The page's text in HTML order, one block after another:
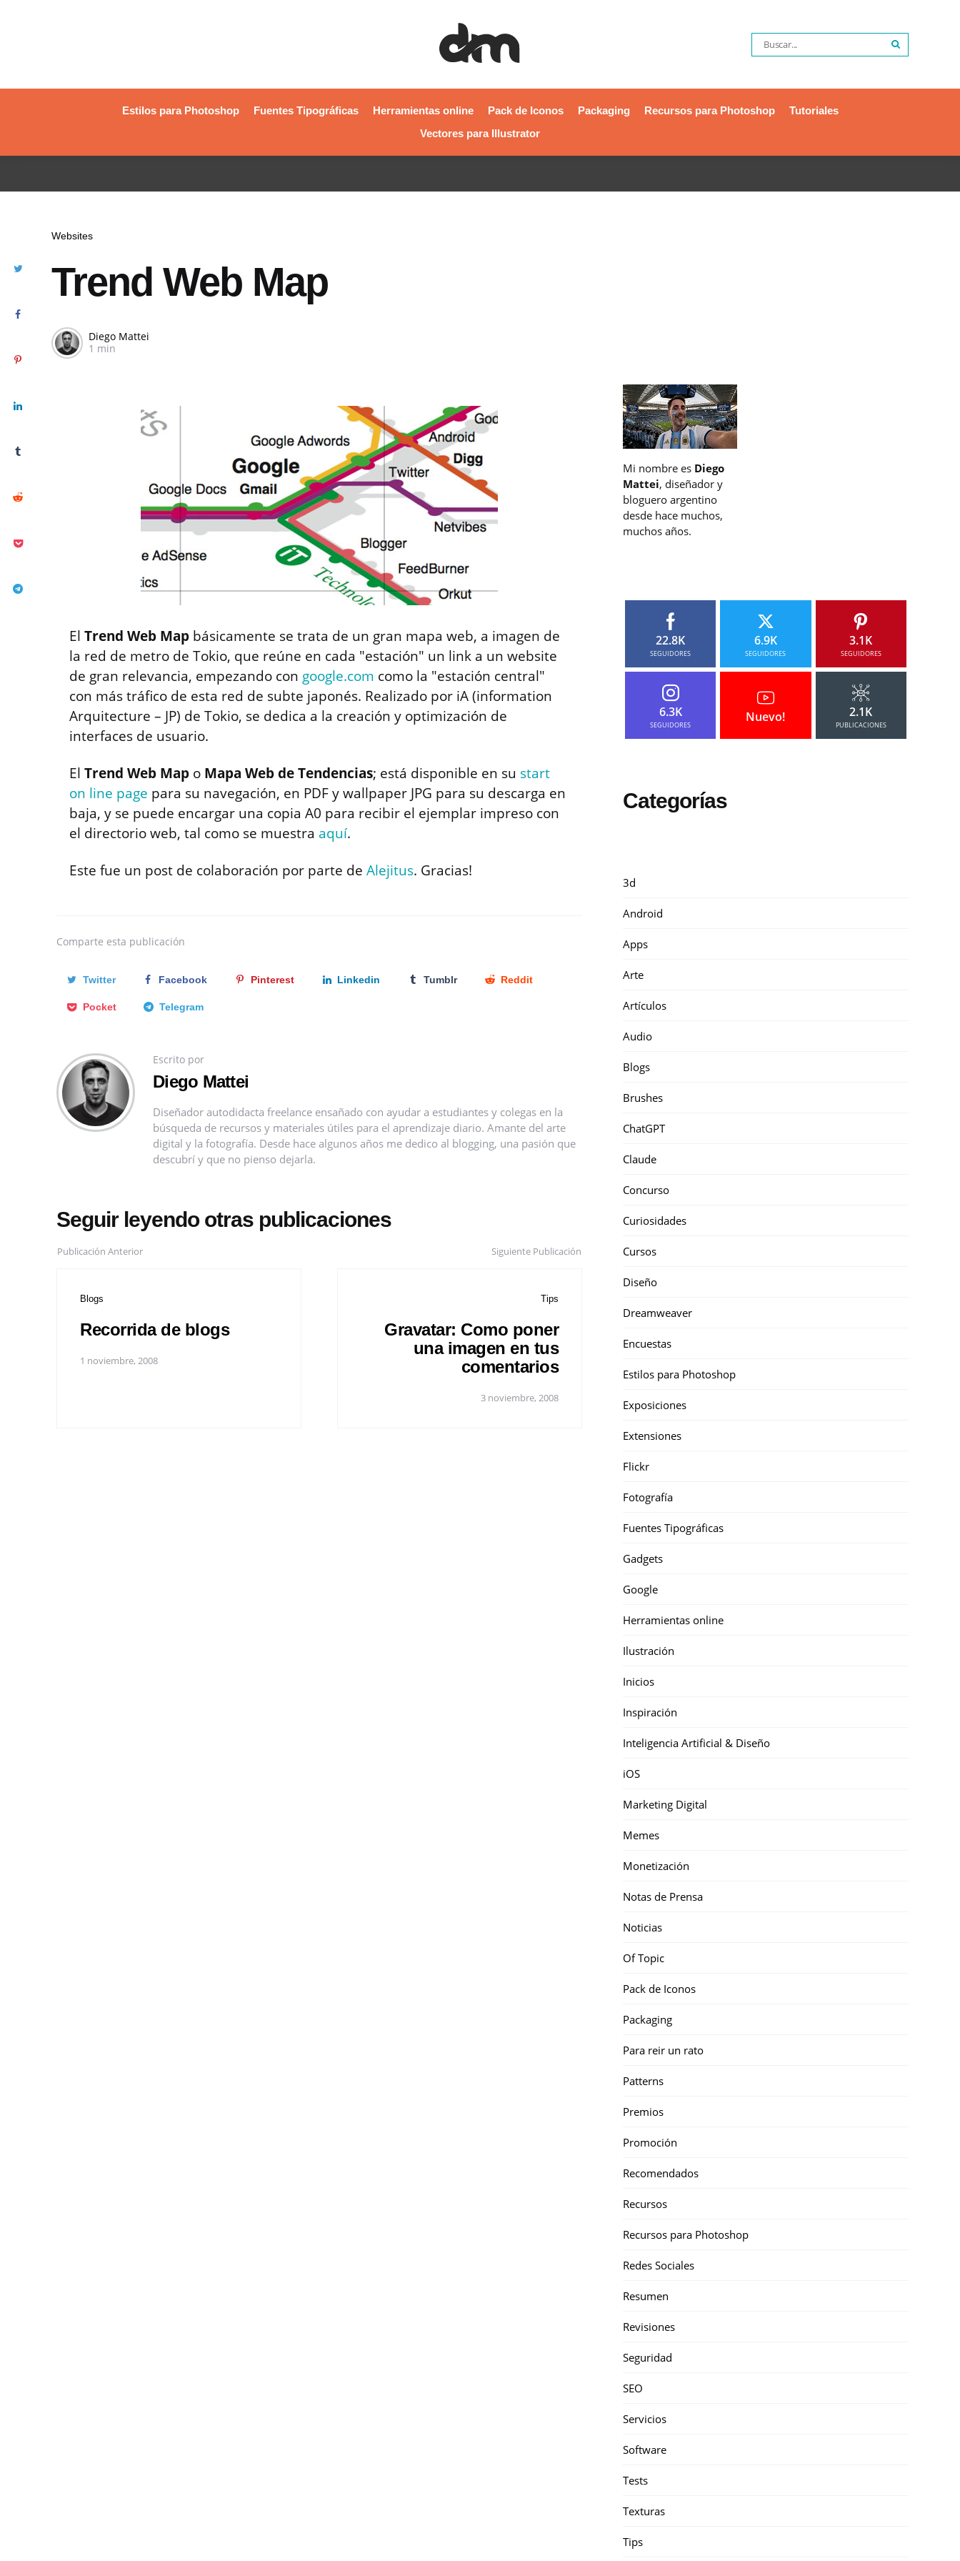
Estilos para Photoshop Fuentes Tipográficas Herramientas online Pack de Iconos Packaging Recursos para Photoshop
Tutoriales
Vectores para Illustrator
Websites
Trend Web Map
Diego Mattei
1 min
El Trend Web Map básicamente se trata de un gran mapa web, a imagen de
la red de metro de Tokio, que reúne en cada "estación" un link a un website
de gran relevancia, empezando con google.com como la "estación central"
con más tráfico de esta red de subte japonés. Realizado por iA (information
Arquitecture – JP) de Tokio, se dedica a la creación y optimización de
interfaces de usuario.
El Trend Web Map o Mapa Web de Tendencias; está disponible en su start
on line page para su navegación, en PDF y wallpaper JPG para su descarga en
baja, y se puede encargar una copia A0 para recibir el ejemplar impreso con
el directorio web, tal como se muestra aquí.
Este fue un post de colaboración por parte de Alejitus. Gracias!
Comparte esta publicación
Twitter Facebook Pinterest Linkedin Tumblr Reddit
Pocket Telegram
Escrito por
Diego Mattei
Diseñador autodidacta freelance ensañado con ayudar a estudiantes y colegas en la
búsqueda de recursos y materiales útiles para el aprendizaje diario. Amante del arte
digital y la fotografía. Desde hace algunos años me dedico al blogging, una pasión que
descubrí y que no pienso dejarla.
Seguir leyendo otras publicaciones
Publicación Anterior
Blogs
Recorrida de blogs
1 noviembre, 2008
Siguiente Publicación
Tips
Gravatar: Como poner
una imagen en tus
comentarios
3 noviembre, 2008
Mi nombre es Diego
Mattei, diseñador y
bloguero argentino
desde hace muchos,
muchos años.
22.8K
SEGUIDORES
6.9K
SEGUIDORES
3.1K
SEGUIDORES
6.3K
SEGUIDORES
Nuevo! 2.1K
PUBLICACIONES
Categorías
3d
Android
Apps
Arte
Artículos
Audio
Blogs
Brushes
ChatGPT
Claude
Concurso
Curiosidades
Cursos
Diseño
Dreamweaver
Encuestas
Estilos para Photoshop
Exposiciones
Extensiones
Flickr
Fotografía
Fuentes Tipográficas
Gadgets
Google
Herramientas online
Ilustración
Inicios
Inspiración
Inteligencia Artificial & Diseño
iOS
Marketing Digital
Memes
Monetización
Notas de Prensa
Noticias
Of Topic
Pack de Iconos
Packaging
Para reir un rato
Patterns
Premios
Promoción
Recomendados
Recursos
Recursos para Photoshop
Redes Sociales
Resumen
Revisiones
Seguridad
SEO
Servicios
Software
Tests
Texturas
Tips